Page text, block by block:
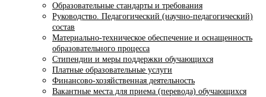
Образовательные стандарты и требования
Руководство. Педагогический (научно-педагогический)
состав
Материально-техническое обеспечение и оснащенность
образовательного процесса
Стипендии и меры поддержки обучающихся
Платные образовательные услуги
Финансово-хозяйственная деятельность
Вакантные места для приема (перевода) обучающихся